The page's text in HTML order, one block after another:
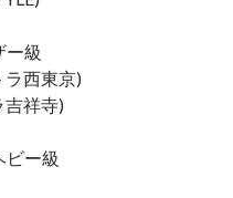
ー級
西東京)
祥寺)
ビー級